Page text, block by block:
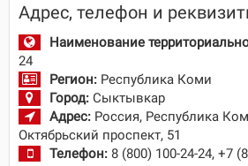
Адрес, телефон и
Наименование
24
Регион: Республика Коми
Город: Сыктывкар
Адрес: Россия, Республика
Октябрьский проспект, 51
Телефон: 8 (800) 100-24-24, +7